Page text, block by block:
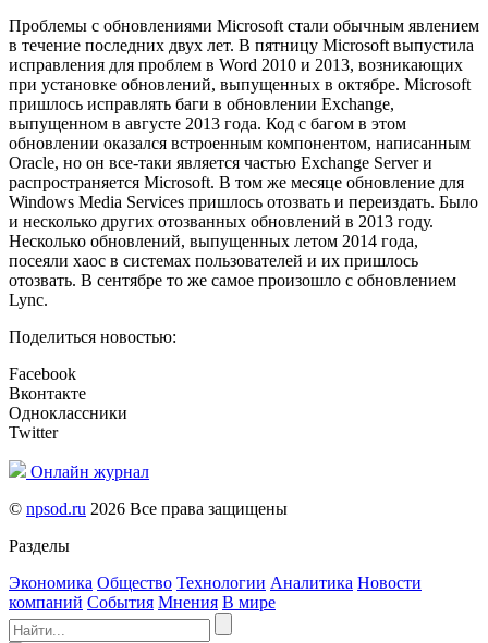
Проблемы с обновлениями Microsoft стали обычным явлением
в течение последних двух лет. В пятницу Microsoft выпустила
исправления для проблем в Word 2010 и 2013, возникающих
при установке обновлений, выпущенных в октябре. Microsoft
пришлось исправлять баги в обновлении Exchange,
выпущенном в августе 2013 года. Код с багом в этом
обновлении оказался встроенным компонентом, написанным
Oracle, но он все-таки является частью Exchange Server и
распространяется Microsoft. В том же месяце обновление для
Windows Media Services пришлось отозвать и переиздать. Было
и несколько других отозванных обновлений в 2013 году.
Несколько обновлений, выпущенных летом 2014 года,
посеяли хаос в системах пользователей и их пришлось
отозвать. В сентябре то же самое произошло с обновлением
Lync.
Поделиться новостью:
Facebook
Вконтакте
Одноклассники
Twitter
Онлайн журнал
© npsod.ru 2026 Все права защищены
Разделы
Экономика Общество Технологии Аналитика Новости
компаний События Мнения В мире